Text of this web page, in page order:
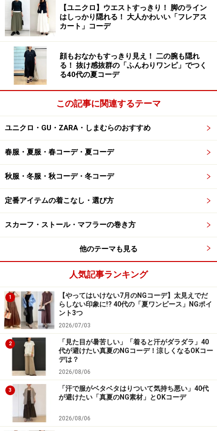
なってくれそうです。
3. ビビッドカラーのパンツで今っぽさ抜群
今年トレンドの派手色パンツも、しまむらプライスなら取り
入れやすい 出典：WEAR
今年はビビッドカラーなど派手カラーがトレンド。イエ
使いのパンツも多く出ています。「派手で合わせにくそ
う」と普段なら躊躇してしまうかもしれませんが、秋冬
ので、カラーボトムスにも挑戦しやすいシーズン。写真
のように、コートの裾からしまむらのグリーンパンツを
のぞかせるようなコーデも今っぽく、おすすめです。
4. センタープレス入りのきれいめパンツも
プチプラで
【ユニクロ】ウエストすっきり！ 脚のライン
はしっかり隠れる！ 大人かわいい「フレアス
カート」コーデ
顔もおなかもすっきり見え！ 二の腕も隠れ
る！ 抜け感抜群の「ふんわりワンピ」でつく
る40代の夏コーデ
この記事に関連するテーマ
ユニクロ・GU・ZARA・しまむらのおすすめ
春服・夏服・春コーデ・夏コーデ
秋服・冬服・秋コーデ・冬コーデ
定番アイテムの着こなし・選び方
スカーフ・ストール・マフラーの巻き方
他のテーマも見る
人気記事ランキング
1
【やってはいけない7月のNGコーデ】太見えでだ
らしない印象に!? 40代の「夏ワンピース」NGポイ
ント3つ
2026/07/03
2
「見た目が暑苦しい」「着ると汗がダラダラ」40
代が避けたい真夏のNGコーデ！涼しくなるOKコー
デは？
2026/08/06
3
「汗で服がベタベタはりついて気持ち悪い」40代
が避けたい「真夏のNG素材」とOKコーデ
2026/08/06